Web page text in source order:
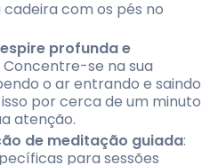
com os pés no
profunda e
Concentre-se na sua
o ar entrando e saindo
por cerca de um minuto
atenção.
de meditação guiada:
para sessões